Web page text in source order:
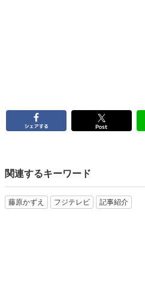
関連するキーワード
藤原かずえ フジテレビ 記事紹介